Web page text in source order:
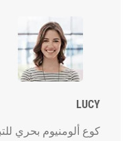
LUCY
كوع ألومنيوم بحري